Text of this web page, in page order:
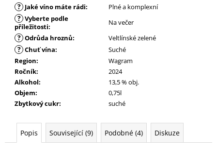
? Jaké víno máte rádi: Plné a komplexní
? Vyberte podle
příležitosti: Na večer
? Odrůda hroznů: Veltlínské zelené
? Chuť vína:
Suché
Region:
Wagram
Ročník:
2024
Alkohol:
13,5 % obj.
Objem:
0,75l
Zbytkový cukr: suché
Popis Související (9) Podobné (4) Diskuze